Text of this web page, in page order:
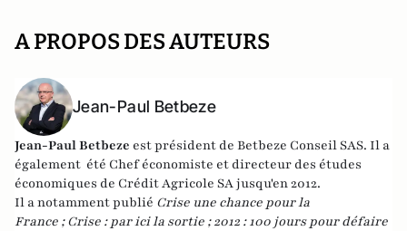
A PROPOS DES AUTEURS
Jean-Paul Betbeze
Jean-Paul Betbeze est président de Betbeze Conseil SAS. Il a
également été Chef économiste et directeur des études
économiques de Crédit Agricole SA jusqu'en 2012.
Il a notamment publié Crise une chance pour la
France ; Crise : par ici la sortie ; 2012 : 100 jours pour défaire